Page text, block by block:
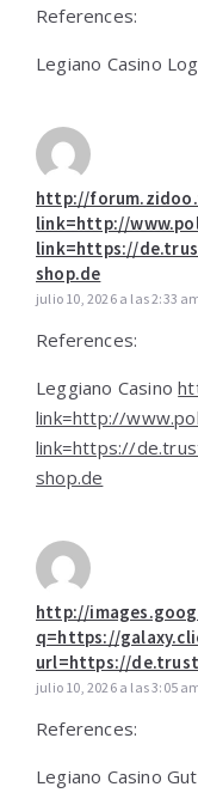
References:
Legiano Casino
http://
link=http://
link=https://
shop.de
julio 10, 2026 a las 2:33
References:
Leggiano Casino
link=http://
link=https://
shop.de
http://
q=https://
url=https://
julio 10, 2026 a las 3:05
References:
Legiano Casino